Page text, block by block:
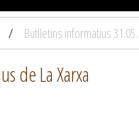
Butlletins informatius
de La Xarxa